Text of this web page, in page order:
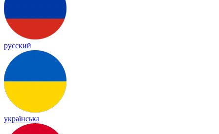
русский
українська